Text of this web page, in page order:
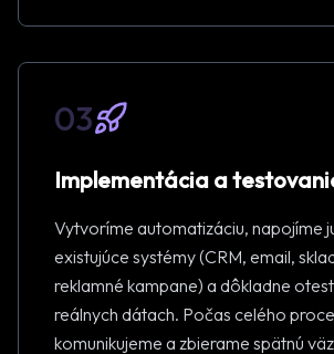
03
Implementácia a
Vytvoríme automatizáciu, napojíme
existujúce systémy (CRM, email,
reklamné kampane) a dôkladne
reálnych dátach. Počas celého
komunikujeme a zbierame spätnú